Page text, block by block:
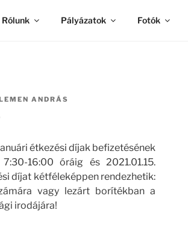
Rólunk Pályázatok Fotók
ANDRÁS
étkezési díjak befizetésének
16:00 óráig és 2021.01.15.
díjat kétféleképpen rendezhetik:
vagy lezárt borítékban a
irodájára!